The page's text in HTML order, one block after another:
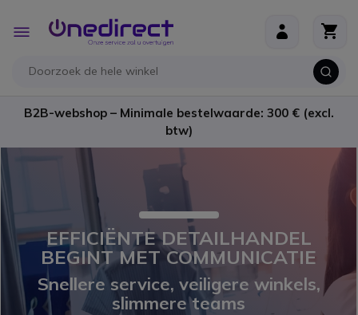
Toggle
Nav
B2B-webshop – Minimale bestelwaarde: 300 € (excl.
btw)
EFFICIËNTE DETAILHANDEL
BEGINT MET COMMUNICATIE
Snellere service, veiligere winkels,
slimmere teams